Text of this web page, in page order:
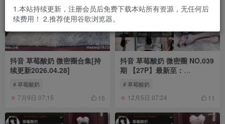
抖音 草莓酸奶 微密圈合集[持
续更新2026.04.28]
# 草莓酸奶
7月9日 07:15 15
抖音 草莓酸奶 微密圈 NO.039
期 【27P】最新至：
# 草莓酸奶
12月5日 07:24 11
1.本站持续更新，注册会员后免费下载本站所有资源，无任何后
续费用！ 2.推荐使用谷歌浏览器。